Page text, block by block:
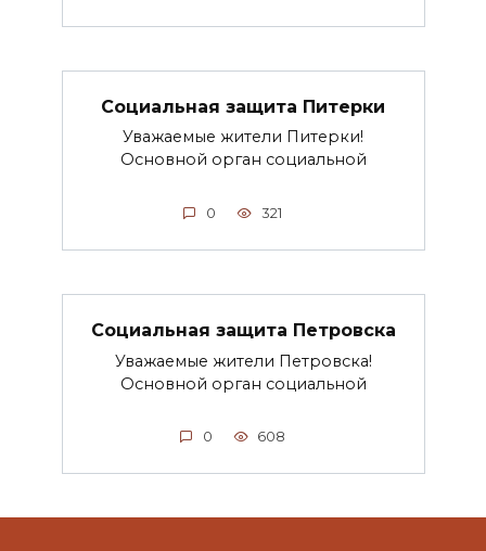
Социальная защита Питерки
Уважаемые жители Питерки!
Основной орган социальной
0 321
Социальная защита Петровска
Уважаемые жители Петровска!
Основной орган социальной
0 608